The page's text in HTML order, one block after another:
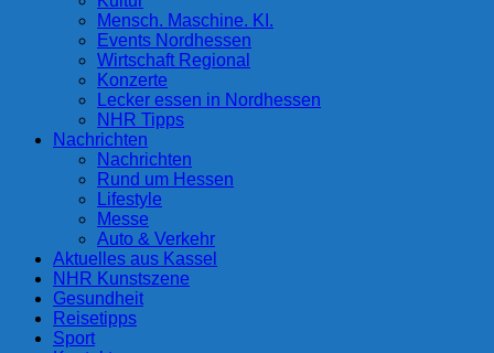
Mensch. Maschine. KI.
Events Nordhessen
Wirtschaft Regional
Konzerte
Lecker essen in Nordhessen
NHR Tipps
Nachrichten
Nachrichten
Rund um Hessen
Lifestyle
Messe
Auto & Verkehr
Aktuelles aus Kassel
NHR Kunstszene
Gesundheit
Reisetipps
Sport